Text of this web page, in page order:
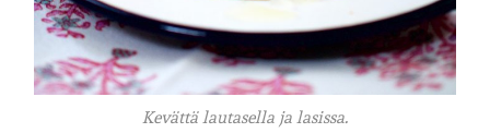
Kevättä lautasella ja lasissa.